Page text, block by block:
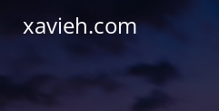
xavieh.com